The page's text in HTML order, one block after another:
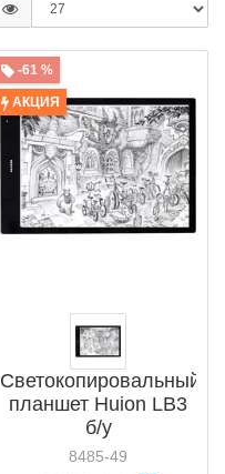
-61 %
АКЦИЯ
Светокопировальный
планшет Huion LB3
б/у
8485-49